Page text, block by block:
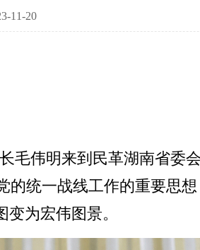
11-20
毛伟明来到民革湖南省委
的统一战线工作的重要思
为宏伟图景。